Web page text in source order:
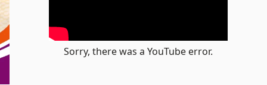
Sorry, there was a YouTube error.